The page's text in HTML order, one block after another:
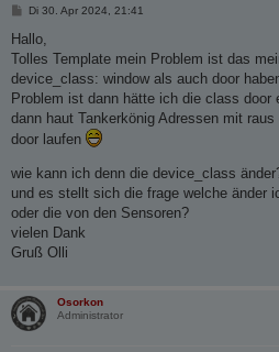
B
i
r
a
Di 30. Apr 2024, 21:41
Hallo,
Tolles Template mein Problem ist das
device_class: window als auch door
Problem ist dann hätte ich die class door
dann haut Tankerkönig Adressen mit
door laufen
wie kann ich denn die device_class
und es stellt sich die frage welche änder
oder die von den Sensoren?
vielen Dank
Gruß Olli
Osorkon
Administrator